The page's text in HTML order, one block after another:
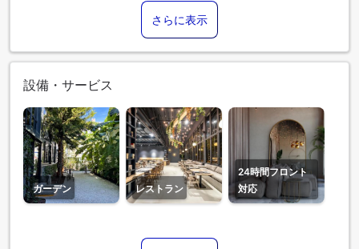
さらに表示
設備・サービス
ガーデン レストラン
24時間フロント
対応